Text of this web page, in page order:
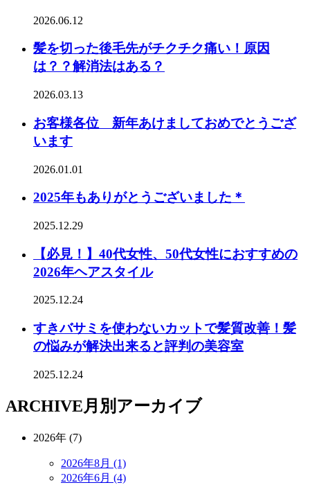
2026.06.12
髪を切った後毛先がチクチク痛い！原因
は？？解消法はある？
2026.03.13
お客様各位 新年あけましておめでとうござ
います
2026.01.01
2025年もありがとうございました＊
2025.12.29
【必見！】40代女性、50代女性におすすめの
2026年ヘアスタイル
2025.12.24
すきバサミを使わないカットで髪質改善！髪
の悩みが解決出来ると評判の美容室
2025.12.24
ARCHIVE月別アーカイブ
2026年 (7)
2026年8月 (1)
2026年6月 (4)